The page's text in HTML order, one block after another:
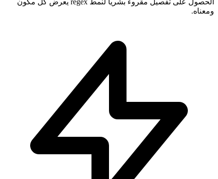
الحصول على تفصيل مقروء بشرياً لنمط regex يعرض كل مكون
ومعناه.